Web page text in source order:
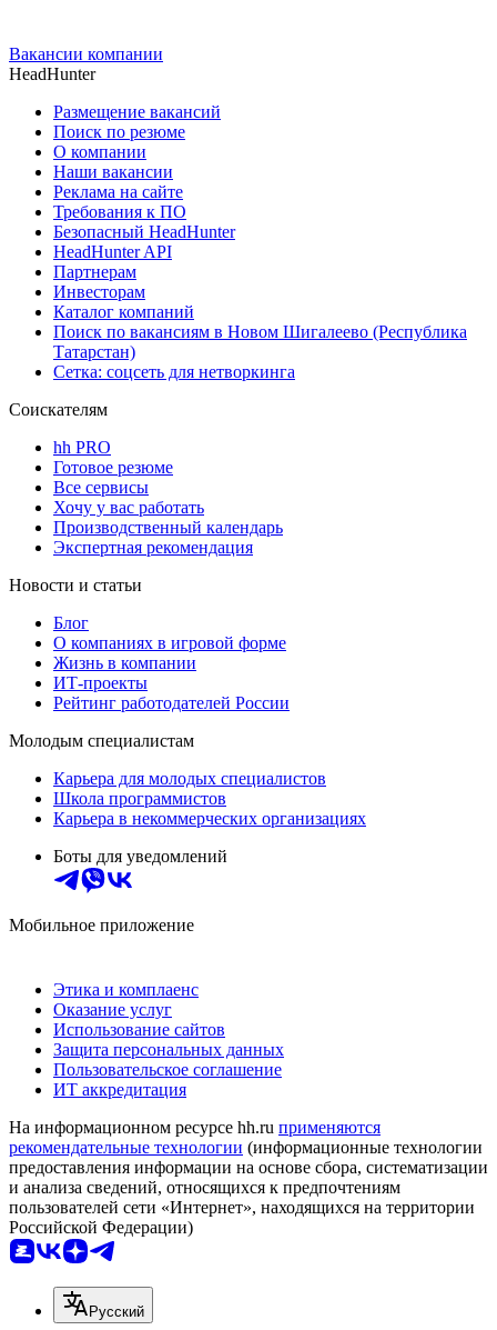
Вакансии компании
HeadHunter
Размещение вакансий
Поиск по резюме
О компании
Наши вакансии
Реклама на сайте
Требования к ПО
Безопасный HeadHunter
HeadHunter API
Партнерам
Инвесторам
Каталог компаний
Поиск по вакансиям в Новом Шигалеево (Республика
Татарстан)
Сетка: соцсеть для нетворкинга
Соискателям
hh PRO
Готовое резюме
Все сервисы
Хочу у вас работать
Производственный календарь
Экспертная рекомендация
Новости и статьи
Блог
О компаниях в игровой форме
Жизнь в компании
ИТ-проекты
Рейтинг работодателей России
Молодым специалистам
Карьера для молодых специалистов
Школа программистов
Карьера в некоммерческих организациях
Боты для уведомлений
Мобильное приложение
Этика и комплаенс
Оказание услуг
Использование сайтов
Защита персональных данных
Пользовательское соглашение
ИТ аккредитация
На информационном ресурсе hh.ru применяются
рекомендательные технологии (информационные технологии
предоставления информации на основе сбора, систематизации
и анализа сведений, относящихся к предпочтениям
пользователей сети «Интернет», находящихся на территории
Российской Федерации)
Русский